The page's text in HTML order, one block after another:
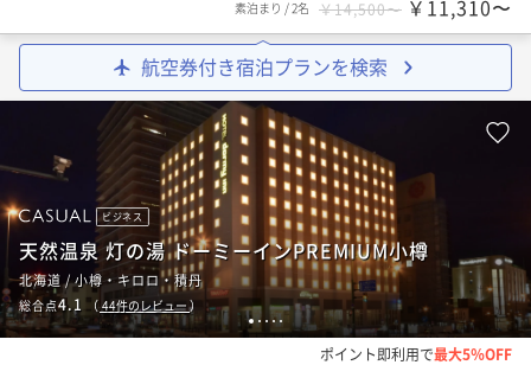
素泊まり /2名 ￥14,500〜 ￥11,310〜
航空券付き宿泊プランを検索
1 2 34 5
ビジネス
天然温泉 灯の湯 ドーミーインPREMIUM小樽
北海道 / 小樽・キロロ・積丹
総合点4.1 （ 44件のレビュー）
ポイント即利用で最大5％OFF